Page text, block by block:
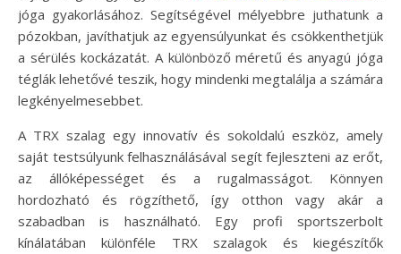
jóga gyakorlásához. Segítségével mélyebbre juthatunk a
pózokban, javíthatjuk az egyensúlyunkat és csökkenthetjük
a sérülés kockázatát. A különböző méretű és anyagú jóga
téglák lehetővé teszik, hogy mindenki megtalálja a számára
legkényelmesebbet.
A TRX szalag egy innovatív és sokoldalú eszköz, amely
saját testsúlyunk felhasználásával segít fejleszteni az erőt,
az állóképességet és a rugalmasságot. Könnyen
hordozható és rögzíthető, így otthon vagy akár a
szabadban is használható. Egy profi sportszerbolt
kínálatában különféle TRX szalagok és kiegészítők